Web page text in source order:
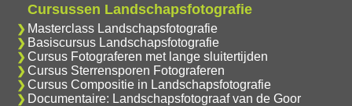
Cursussen Landschapsfotografie
Masterclass Landschapsfotografie
Basiscursus Landschapsfotografie
Cursus Fotograferen met lange sluitertijden
Cursus Sterrensporen Fotograferen
Cursus Compositie in Landschapsfotografie
Documentaire: Landschapsfotograaf van de Goor